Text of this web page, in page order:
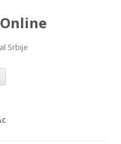
Srbije
Skip
content